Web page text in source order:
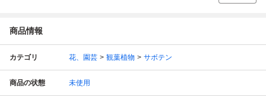
商品情報
カテゴリ 花、園芸 観葉植物 サボテン
商品の状態 未使用